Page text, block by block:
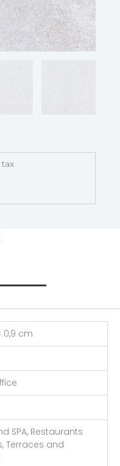
0,9 cm
SPA, Restaurants
Terraces and